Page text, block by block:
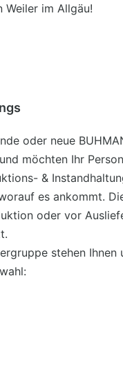
Weiler im Allgäu!
oder neue
möchten Ihr
&
es ankommt.
oder vor
stehen Ihnen